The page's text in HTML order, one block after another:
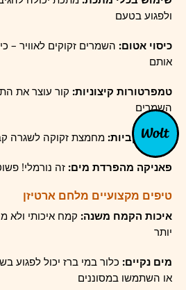
ולפגוע בטעם
כיסוי אטום: השמרים זקוקים לאוויר –
אותם
טמפרטורות קיצוניות: קור עוצר את
השמרים
חוסר עקביות: מחמצת זקוקה לשגרה
פאניקה מהפרדת מים: זה נורמלי!
טיפים מקצועיים מלחם ארטיזן
איכות הקמח משנה: קמח איכותי ולא
יותר
מים נקיים: כלור במי ברז יכול לפגוע
או השתמשו במסוננים